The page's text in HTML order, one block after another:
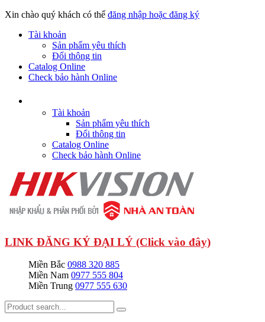
Xin chào quý khách có thể đăng nhập hoặc đăng ký
Tài khoản
Sản phẩm yêu thích
Đổi thông tin
Catalog Online
Check bảo hành Online
Tài khoản
Sản phẩm yêu thích
Đổi thông tin
Catalog Online
Check bảo hành Online
LINK ĐĂNG KÝ ĐẠI LÝ (Click vào đây)
Miền Bắc 0988 320 885
Miền Nam 0977 555 804
Miền Trung 0977 555 630